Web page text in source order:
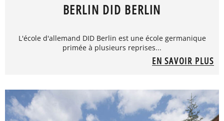
BERLIN DID BERLIN
L'école d'allemand DID Berlin est une école germanique
primée à plusieurs reprises...
EN SAVOIR PLUS